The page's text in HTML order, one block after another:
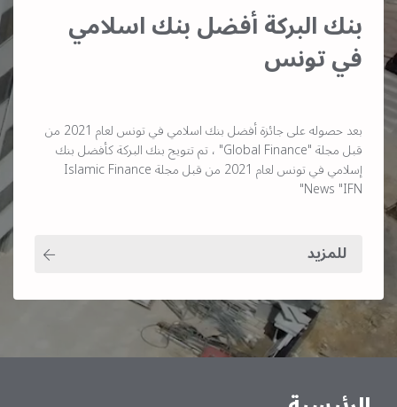
بنك البركة أفضل بنك اسلامي
في تونس
بعد حصوله على جائزة أفضل بنك اسلامي في تونس لعام 2021 من
قبل مجلة "Global Finance" ، تم تتويج بنك البركة كأفضل بنك
إسلامي في تونس لعام 2021 من قبل مجلة Islamic Finance
News "IFN"
للمزيد